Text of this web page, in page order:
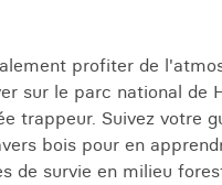
profiter de
sur le parc national de
trappeur. Suivez votre
bois pour en
de survie en milieu